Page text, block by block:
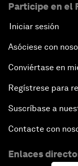
Participe en el
Iniciar sesión
Asóciese con
Conviértase en
Regístrese para
Suscríbase a
Contacte con
Enlaces